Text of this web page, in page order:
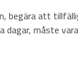
att
måste